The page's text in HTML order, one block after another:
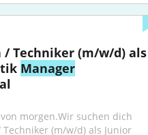
Techniker (m/w/d) als
Manager
morgen.Wir suchen dich
(m/w/d) als Junior